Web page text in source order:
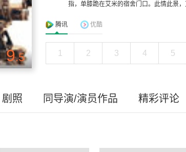
9.5
指，单膝跪在艾米的宿舍门口。此情此景
腾讯 优酷
1 2 3 4 5
剧照 同导演/演员作品 精彩评论